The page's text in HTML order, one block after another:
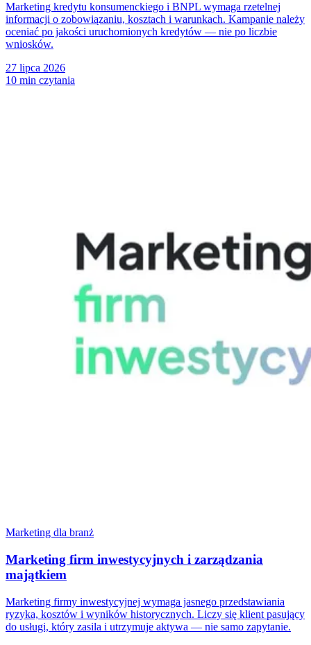
Marketing kredytu konsumenckiego i BNPL wymaga rzetelnej
informacji o zobowiązaniu, kosztach i warunkach. Kampanie należy
oceniać po jakości uruchomionych kredytów — nie po liczbie
wniosków.
27 lipca 2026
10 min czytania
Marketing dla branż
Marketing firm inwestycyjnych i zarządzania
majątkiem
Marketing firmy inwestycyjnej wymaga jasnego przedstawiania
ryzyka, kosztów i wyników historycznych. Liczy się klient pasujący
do usługi, który zasila i utrzymuje aktywa — nie samo zapytanie.